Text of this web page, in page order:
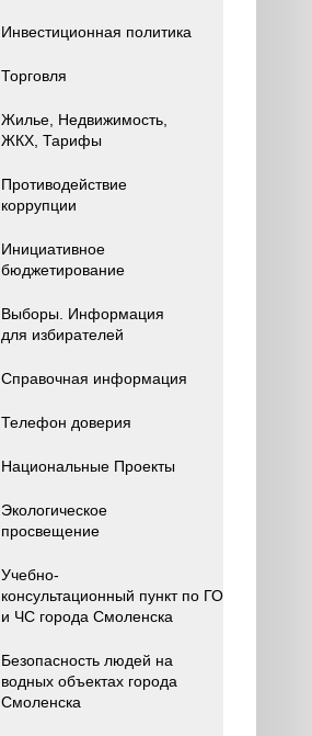
Инвестиционная политика
Торговля
Жилье, Недвижимость,
ЖКХ, Тарифы
Противодействие
коррупции
Инициативное
бюджетирование
Выборы. Информация
для избирателей
Справочная информация
Телефон доверия
Национальные Проекты
Экологическое
просвещение
Учебно-
консультационный пункт по ГО
и ЧС города Смоленска
Безопасность людей на
водных объектах города
Смоленска